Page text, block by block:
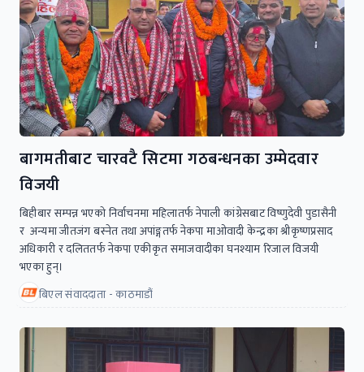
बागमतीबाट चारवटै सिटमा गठबन्धनका उम्मेदवार
विजयी
बिहीबार सम्पन्न भएकाे निर्वाचनमा महिलातर्फ नेपाली कांग्रेसबाट विष्णुदेवी पुडासैनी
र अन्यमा जीतजंग बस्नेत तथा अपांङ्गतर्फ नेकपा माओवादी केन्द्रका श्रीकृष्णप्रसाद
अधिकारी र दलिततर्फ नेकपा एकीकृत समाजवादीका घनश्याम रिजाल विजयी
भएका हुन्।
बिएल संवाददाता - काठमाडौं